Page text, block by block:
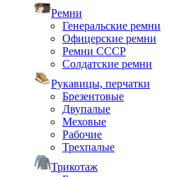
Ремни
Генеральские ремни
Офицерские ремни
Ремни СССР
Солдатские ремни
Рукавицы, перчатки
Брезентовые
Двупалые
Меховые
Рабочие
Трехпалые
Трикотаж